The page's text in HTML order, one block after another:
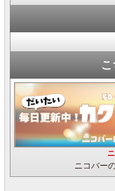
こ
ニコバー